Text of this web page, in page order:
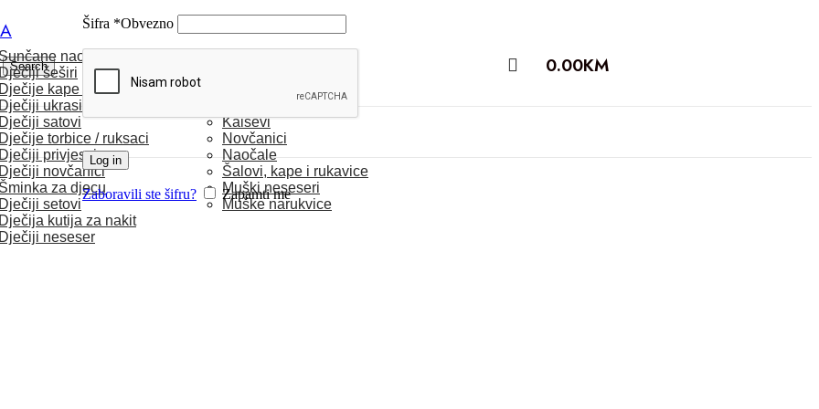
Search
Šifra *Obvezno
Log in
Zaboravili ste šifru? Zapamti me
0.00KM
Sunčane naočale
Dječiji šeširi
kape / rukavice
Dječiji ukrasi za kosu
Dječiji satovi
Dječije torbice / ruksaci
Dječiji privjesci
Dječiji novčanici
Šminka za djecu
Dječiji setovi
Dječija kutija za nakit
Dječiji neseser
Kaiševi
Novčanici
Naočale
Šalovi, kape i rukavice
Muški neseseri
Muške narukvice